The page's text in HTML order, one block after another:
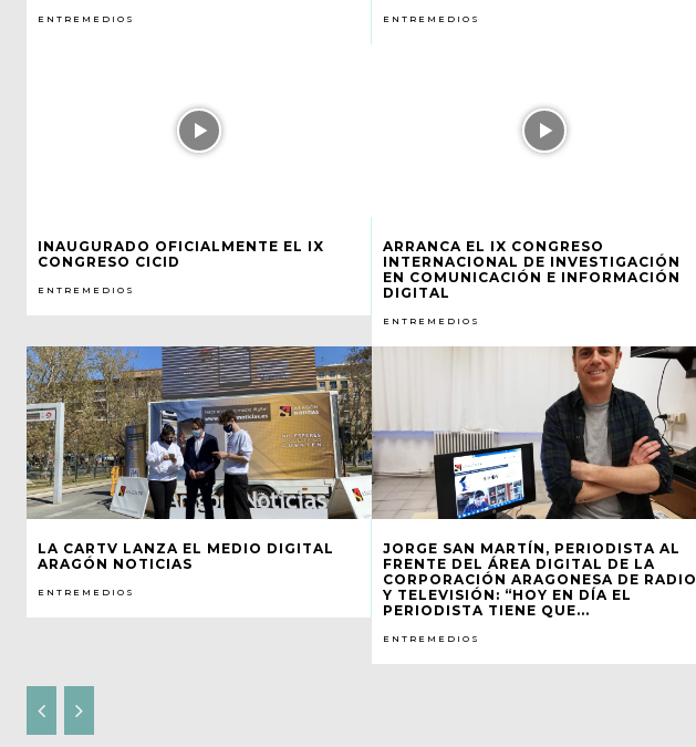
ENTREMEDIOS ENTREMEDIOS
INAUGURADO OFICIALMENTE EL IX
CONGRESO CICID
ENTREMEDIOS
ARRANCA EL IX CONGRESO
INTERNACIONAL DE INVESTIGACIÓN
EN COMUNICACIÓN E INFORMACIÓN
DIGITAL
ENTREMEDIOS
LA CARTV LANZA EL MEDIO DIGITAL
ARAGÓN NOTICIAS
ENTREMEDIOS
JORGE SAN MARTÍN, PERIODISTA AL
FRENTE DEL ÁREA DIGITAL DE LA
CORPORACIÓN ARAGONESA DE RADIO
Y TELEVISIÓN: “HOY EN DÍA EL
PERIODISTA TIENE QUE...
ENTREMEDIOS